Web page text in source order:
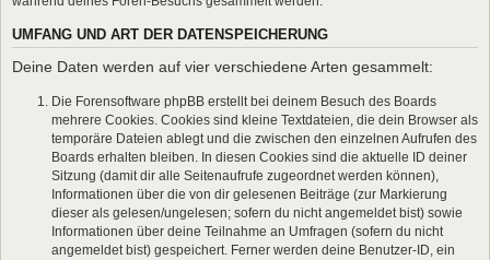
UMFANG UND ART DER DATENSPEICHERUNG
Deine Daten werden auf vier verschiedene Arten gesammelt:
Die Forensoftware phpBB erstellt bei deinem Besuch des Boards
mehrere Cookies. Cookies sind kleine Textdateien, die dein Browser als
temporäre Dateien ablegt und die zwischen den einzelnen Aufrufen des
Boards erhalten bleiben. In diesen Cookies sind die aktuelle ID deiner
Sitzung (damit dir alle Seitenaufrufe zugeordnet werden können),
Informationen über die von dir gelesenen Beiträge (zur Markierung
dieser als gelesen/ungelesen; sofern du nicht angemeldet bist) sowie
Informationen über deine Teilnahme an Umfragen (sofern du nicht
angemeldet bist) gespeichert. Ferner werden deine Benutzer-ID, ein